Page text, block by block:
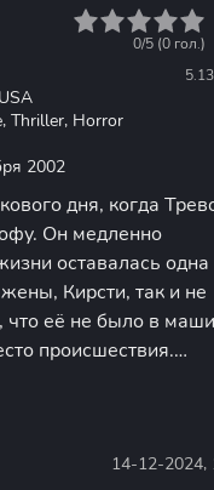
5.13
0/5 (0 гол.)
Thriller, Horror
2002
дня, когда
Он медленно
оставалась одна
Кирсти, так и не
что её не было в
происшествия.
14-12-2024,